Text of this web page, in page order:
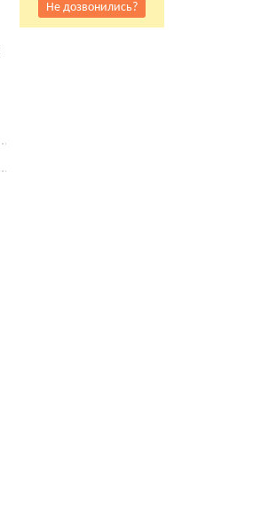
Не дозвонились?